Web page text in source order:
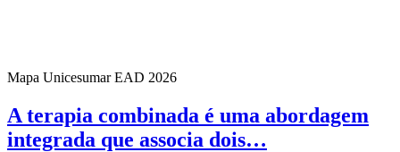
Mapa Unicesumar EAD 2026
A terapia combinada é uma abordagem
integrada que associa dois…